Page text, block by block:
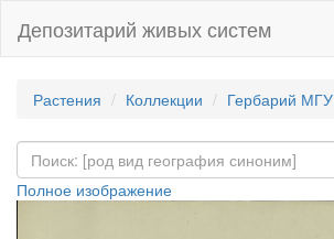
Депозитарий живых систем
Растения Коллекции Гербарий МГУ
Полное изображение